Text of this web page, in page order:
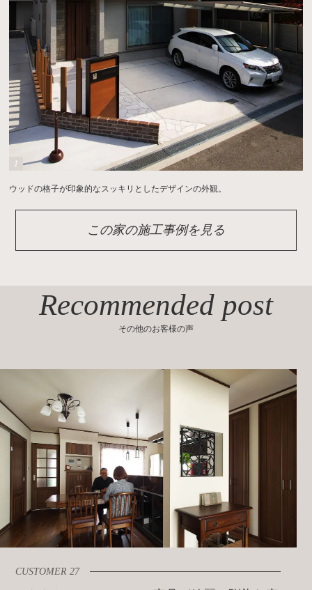
ウッドの格子が印象的なスッキリとしたデザインの外観。
この家の施工事例を見る
Recommended post
その他のお客様の声
CUSTOMER 27